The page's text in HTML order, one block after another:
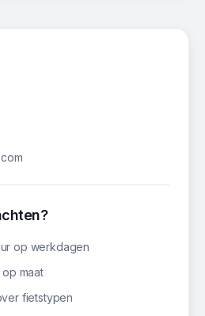
op werkdagen
maat
fietstypen